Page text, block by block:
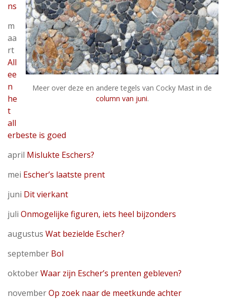
Meer over deze en andere tegels van Cocky Mast in de
column van juni.
ns
m
aa
rt
All
ee
n
he
t
all
erbeste is goed
april Mislukte Eschers?
mei Escher’s laatste prent
juni Dit vierkant
juli Onmogelijke figuren, iets heel bijzonders
augustus Wat bezielde Escher?
september Bol
oktoberWaar zijn Escher’s prenten gebleven?
novemberOp zoek naar de meetkunde achter